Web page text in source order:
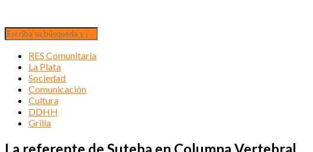
RES Comunitaria
La Plata
Sociedad
Comunicación
Cultura
DDHH
Grilla